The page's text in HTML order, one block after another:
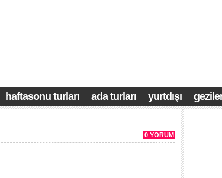
haftasonu turları ada turları yurtdışı
0 YORUM